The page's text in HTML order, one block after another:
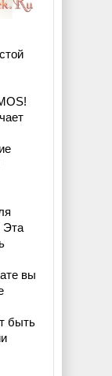
Эта
вы
быть